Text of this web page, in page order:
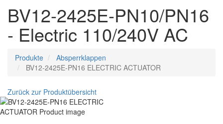
BV12-2425E-PN10/PN16
- Electric 110/240V AC
Produkte
Absperrklappen
BV12-2425E-PN16 ELECTRIC ACTUATOR
Zurück zur Produktübersicht